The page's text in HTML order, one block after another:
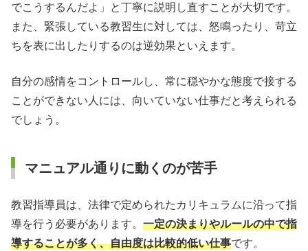
でこうするんだよ」と丁寧に説明し直すことが大切です。
また、緊張している教習生に対しては、怒鳴ったり、苛立
ちを表に出したりするのは逆効果といえます。
自分の感情をコントロールし、常に穏やかな態度で接する
ことができない人には、向いていない仕事だと考えられる
でしょう。
マニュアル通りに動くのが苦手
教習指導員は、法律で定められたカリキュラムに沿って指
導を行う必要があります。 一定の決まりやルールの中で指
導することが多く、自由度は比較的低い仕事です。